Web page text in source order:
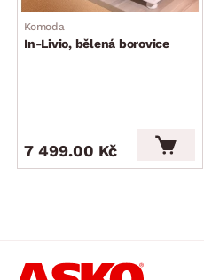
Komoda
In-Livio, bělená borovice
7 499.00 Kč